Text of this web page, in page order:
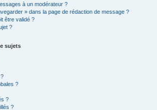
à un modérateur ?
» dans la page de rédaction de message ?
être validé ?
?
sujets
?
?
?